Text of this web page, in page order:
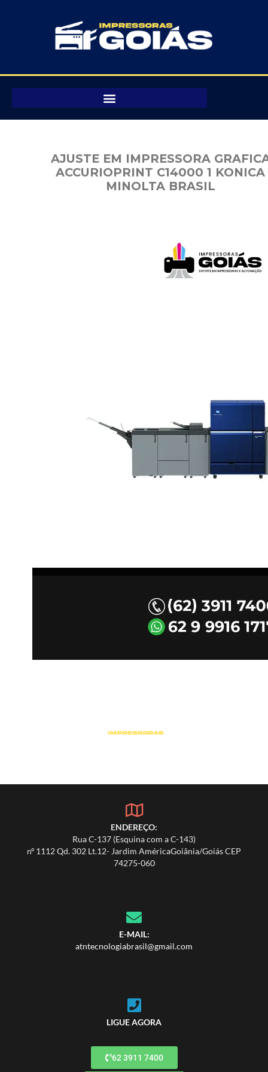
conteúdo
AJUSTE EM IMPRESSORA
ACCURIOPRINT C14000 1 KONICA
MINOLTA BRASIL
ENDEREÇO:
Rua C-137 (Esquina com a C-143)
nº 1112 Qd. 302 Lt.12- Jardim AméricaGoiânia/Goiás CEP
74275-060
E-MAIL:
atntecnologiabrasil@gmail.com
LIGUE AGORA
62 3911 7400